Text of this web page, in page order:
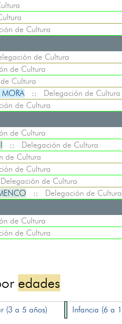
de Cultura
de Cultura
de Cultura
Cultura
MORA:: Delegación de Cultura
de Cultura
de Cultura
:: Delegación de Cultura
de Cultura
de Cultura
Delegación de Cultura
:: Delegación de Cultura
de Cultura
de Cultura
edades
(3 a 5 años) Infancia (6 a